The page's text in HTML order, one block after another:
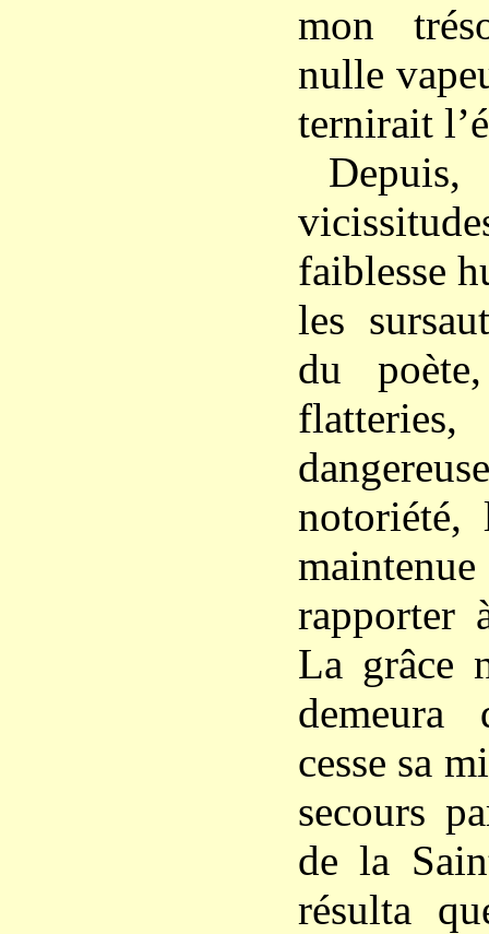
mon
nulle
ternirait
faiblesse
les
du
rapporter
La grâce
demeura
cesse sa
secours
de la
résulta